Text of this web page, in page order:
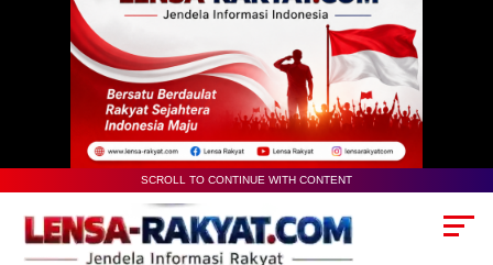
SCROLL TO CONTINUE WITH CONTENT